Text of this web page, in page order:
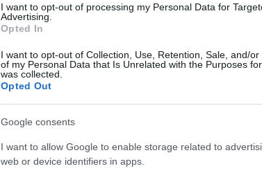
I want to opt-out of processing my Personal Data for
Advertising.
Opted In
I want to opt-out of Collection, Use, Retention, Sale, and/or
of my Personal Data that Is Unrelated with the Purposes
was collected.
Opted Out
Google consents
I want to allow Google to enable storage related to
web or device identifiers in apps.